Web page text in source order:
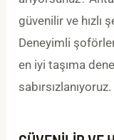
güvenilir ve hızlı
Deneyimli
en iyi taşıma
sabırsızlanıyoruz.